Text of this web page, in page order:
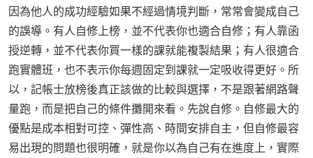
因為他人的成功經驗如果不經過情境判斷，常常會變成自己
的誤導。有人自修上榜，並不代表你也適合自修；有人靠函
授逆轉，並不代表你買一樣的課就能複製結果；有人很適合
跑實體班，也不表示你每週固定到課就一定吸收得更好。所
以，記帳士放榜後真正該做的比較與選擇，不是跟著網路聲
量跑，而是把自己的條件攤開來看。先說自修。自修最大的
優點是成本相對可控、彈性高、時間安排自主，但自修最容
易出現的問題也很明確，就是你以為自己有在進度上，實際